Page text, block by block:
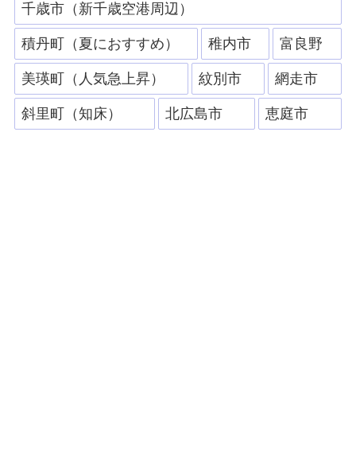
千歳市（新千歳空港周辺）
積丹町（夏におすすめ） 稚内市 富良野
美瑛町（人気急上昇） 紋別市 網走市
斜里町（知床） 北広島市 恵庭市